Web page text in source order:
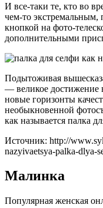
И все-таки те, кто во
чем-то экстремальным,
кнопкой на фото-
дополнительными
Подытоживая
— великое достижение
новые горизонты
необыкновенной
как называется палка
Источник: http://
nazyivaetsya-palka-dlya-
Малинка
Популярная женская